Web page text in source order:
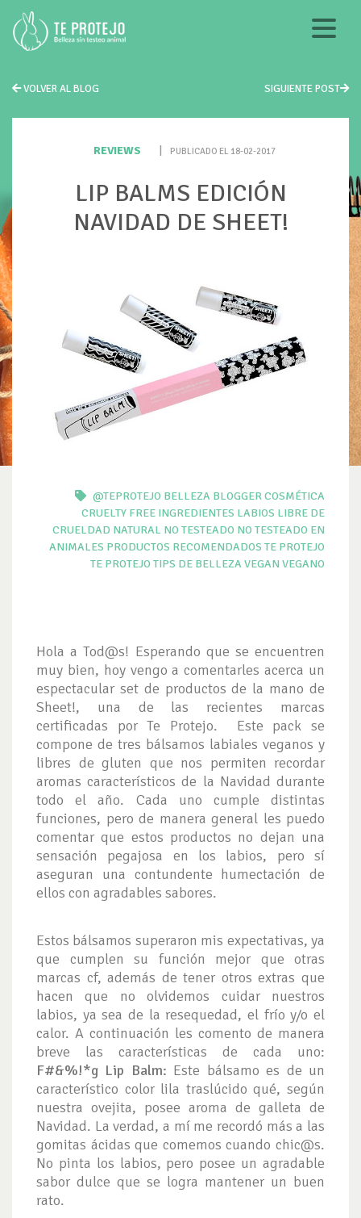
VOLVER AL BLOG SIGUIENTE POST
REVIEWS PUBLICADO EL 18-02-2017
LIP BALMS EDICIÓN
NAVIDAD DE SHEET!
@TEPROTEJO BELLEZA BLOGGERCOSMÉTICA
CRUELTY FREE INGREDIENTES LABIOS LIBRE DE
CRUELDAD NATURAL NO TESTEADO NO TESTEADO EN
ANIMALES PRODUCTOS RECOMENDADOS TE PROTEJO
TE PROTEJO TIPS DE BELLEZA VEGAN VEGANO
Hola a Tod@s! Esperando que se encuentren
muy bien, hoy vengo a comentarles acerca un
espectacular set de productos de la mano de
Sheet!, una de las recientes marcas
certificadas por Te Protejo. Este pack se
compone de tres bálsamos labiales veganos y
libres de gluten que nos permiten recordar
aromas característicos de la Navidad durante
todo el año. Cada uno cumple distintas
funciones, pero de manera general les puedo
comentar que estos productos no dejan una
sensación pegajosa en los labios, pero sí
aseguran una contundente humectación de
ellos con agradables sabores.
Estos bálsamos superaron mis expectativas, ya
que cumplen su función mejor que otras
marcas cf, además de tener otros extras que
hacen que no olvidemos cuidar nuestros
labios, ya sea de la resequedad, el frío y/o el
calor. A continuación les comento de manera
breve las características de cada uno:
F#&%!*g Lip Balm: Este bálsamo es de un
característico color lila traslúcido qué, según
nuestra ovejita, posee aroma de galleta de
Navidad. La verdad, a mí me recordó más a las
gomitas ácidas que comemos cuando chic@s.
No pinta los labios, pero posee un agradable
sabor dulce que se logra mantener un buen
rato.